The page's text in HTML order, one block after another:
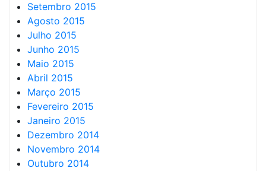
Setembro 2015
Agosto 2015
Julho 2015
Junho 2015
Maio 2015
Abril 2015
Março 2015
Fevereiro 2015
Janeiro 2015
Dezembro 2014
Novembro 2014
Outubro 2014